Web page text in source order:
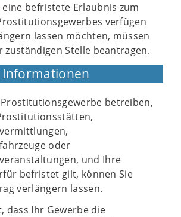
eine befristete Erlaubnis zum
verfügen
lassen möchten, müssen
zuständigen Stelle beantragen.
Prostitutionsgewerbe betreiben,
oder
und Ihre
befristet gilt, können Sie
verlängern lassen.
dass Ihr Gewerbe die